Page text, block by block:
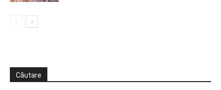
Căutare